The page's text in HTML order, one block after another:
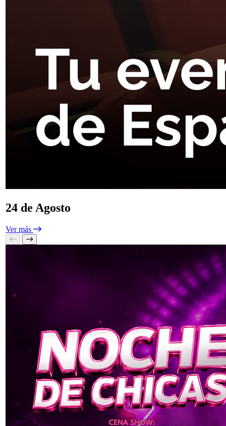
24 de Agosto
Ver más